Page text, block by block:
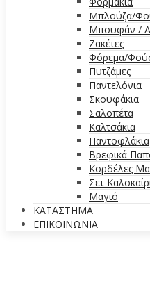
Μπλούζα/
Μπουφάν /
Ζακέτες
Φόρεμα/
Πυτζάμες
Παντελόνια
Σκουφάκια
Σαλοπέτα
Καλτσάκια
Παντοφλάκια
Βρεφικά
Κορδέλες
Σετ
Μαγιό
ΚΑΤΑΣΤΗΜΑ
ΕΠΙΚΟΙΝΩΝΙΑ